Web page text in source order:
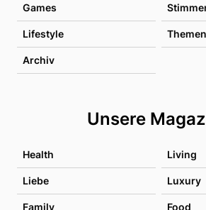
Games
Lifestyle Themen
Archiv
Unsere
Health Living
Liebe Luxury
Family Food